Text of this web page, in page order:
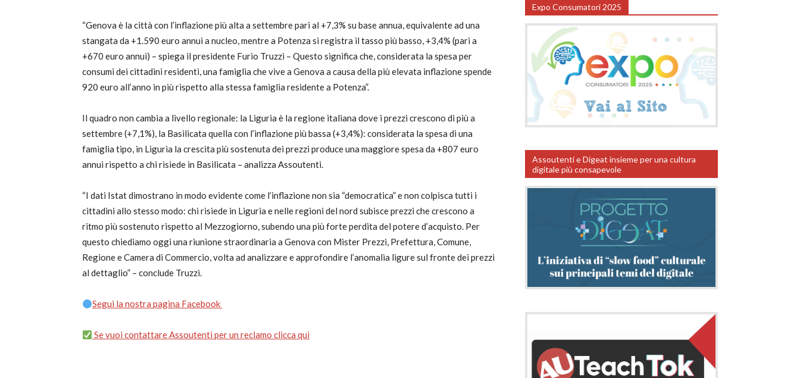
“Genova è la città con l’inflazione più alta a settembre pari al +7,3% su base annua, equivalente ad una
stangata da +1.590 euro annui a nucleo, mentre a Potenza si registra il tasso più basso, +3,4% (pari a
+670 euro annui) – spiega il presidente Furio Truzzi – Questo significa che, considerata la spesa per
consumi dei cittadini residenti, una famiglia che vive a Genova a causa della più elevata inflazione spende
920 euro all’anno in più rispetto alla stessa famiglia residente a Potenza”.
Il quadro non cambia a livello regionale: la Liguria è la regione italiana dove i prezzi crescono di più a
settembre (+7,1%), la Basilicata quella con l’inflazione più bassa (+3,4%): considerata la spesa di una
famiglia tipo, in Liguria la crescita più sostenuta dei prezzi produce una maggiore spesa da +807 euro
annui rispetto a chi risiede in Basilicata – analizza Assoutenti.
“I dati Istat dimostrano in modo evidente come l’inflazione non sia “democratica” e non colpisca tutti i
cittadini allo stesso modo: chi risiede in Liguria e nelle regioni del nord subisce prezzi che crescono a
ritmo più sostenuto rispetto al Mezzogiorno, subendo una più forte perdita del potere d’acquisto. Per
questo chiediamo oggi una riunione straordinaria a Genova con Mister Prezzi, Prefettura, Comune,
Regione e Camera di Commercio, volta ad analizzare e approfondire l’anomalia ligure sul fronte dei prezzi
al dettaglio” – conclude Truzzi.
Segui la nostra pagina Facebook
Se vuoi contattare Assoutenti per un reclamo clicca qui
Expo Consumatori 2025
Assoutenti e Digeat insieme per una cultura
digitale più consapevole